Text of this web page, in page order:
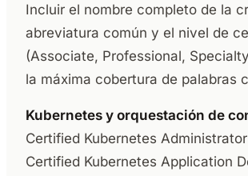
Incluir el nombre completo de la
abreviatura común y el nivel de
(Associate, Professional,
la máxima cobertura de palabras
Kubernetes y orquestación de
Certified Kubernetes
Certified Kubernetes Application